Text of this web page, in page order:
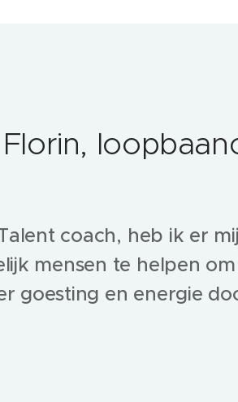
coach, heb ik er
mensen te helpen
goesting en energie